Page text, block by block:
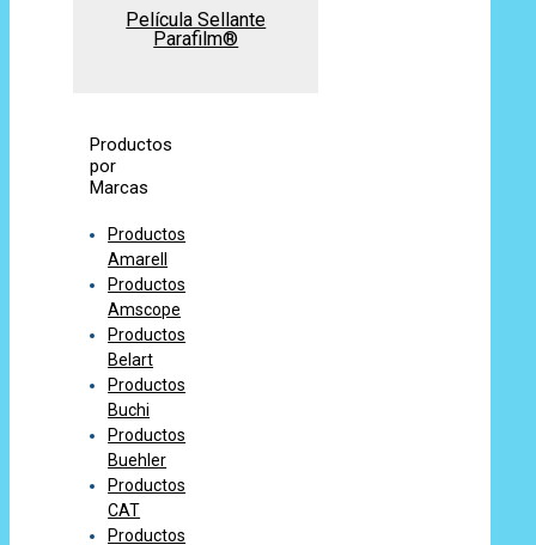
Película Sellante
Parafilm®
Productos
por
Marcas
Productos
Amarell
Productos
Amscope
Productos
Belart
Productos
Buchi
Productos
Buehler
Productos
CAT
Productos